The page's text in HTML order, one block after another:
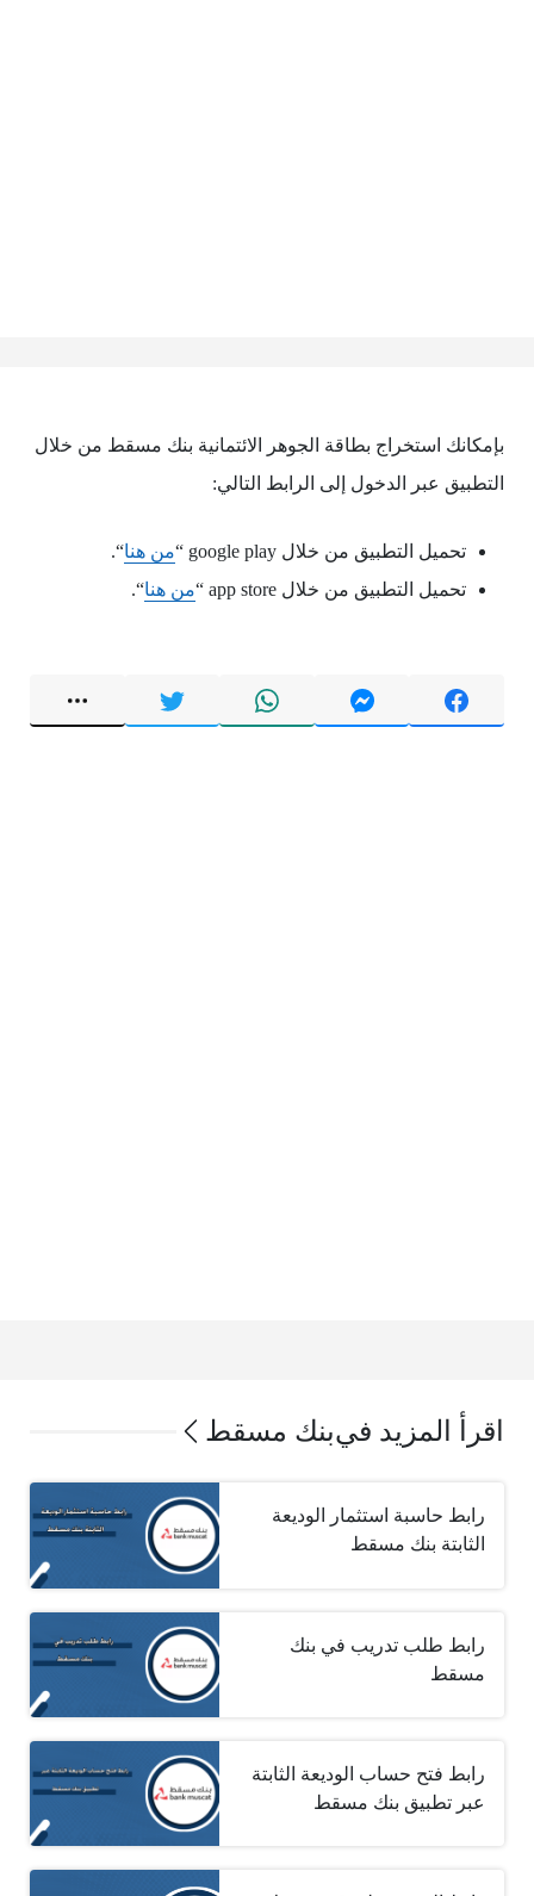
بإمكانك استخراج بطاقة الجوهر الائتمانية بنك مسقط من خلال
التطبيق عبر الدخول إلى الرابط التالي:
تحميل التطبيق من خلال google play “ من هنا“.
تحميل التطبيق من خلال app store “
من هنا“.
اقرأ المزيد فيبنك مسقط
رابط حاسبة استثمار الوديعة
الثابتة بنك مسقط
رابط طلب تدريب في بنك
مسقط
رابط فتح حساب الوديعة الثابتة
عبر تطبيق بنك مسقط